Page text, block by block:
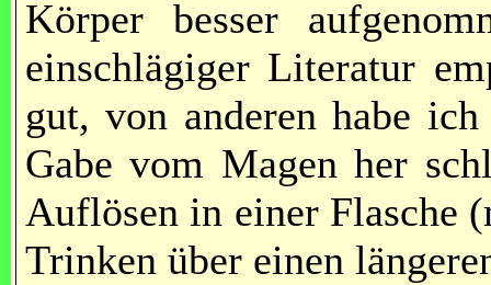
Körper besser
einschlägiger Literatur
gut, von anderen habe
Gabe vom Magen her
Auflösen in einer Flasche
Trinken über einen